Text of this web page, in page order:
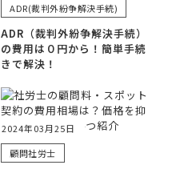
ADR(裁判外紛争解決手続)
ADR（裁判外紛争解決手続）
の費用は０円から！簡単手続
きで解決！
2024年03月25日
顧問社労士